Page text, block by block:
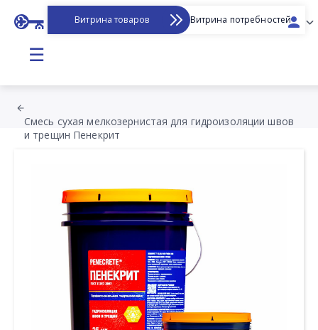
Витрина товаров Витрина потребностей
☰
Смесь сухая мелкозернистая для гидроизоляции швов
и трещин Пенекрит